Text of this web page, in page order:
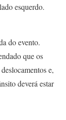
esquerdo.
do evento.
que os
e,
deverá estar